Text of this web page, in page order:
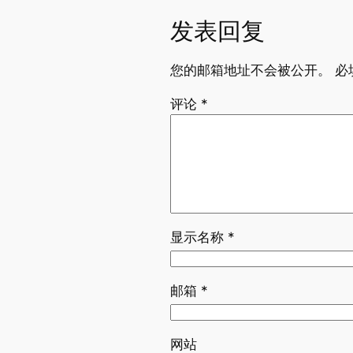
发表回复
您的邮箱地址不会被公开。 必
评论 *
显示名称 *
邮箱 *
网站